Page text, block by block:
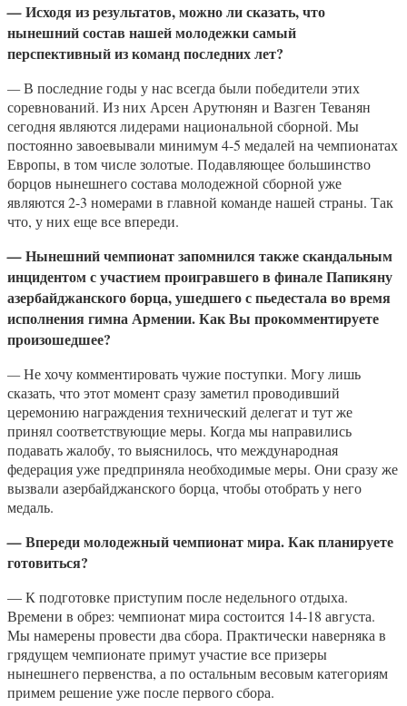
—Исходя из результатов, можно ли сказать, что
нынешний состав нашей молодежки самый
перспективный из команд последних лет?
—В последние годы у нас всегда были победители этих
соревнований. Из них Арсен Арутюнян и Вазген Теванян
сегодня являются лидерами национальной сборной. Мы
постоянно завоевывали минимум 4-5 медалей на чемпионатах
Европы, в том числе золотые. Подавляющее большинство
борцов нынешнего состава молодежной сборной уже
являются 2-3 номерами в главной команде нашей страны. Так
что, у них еще все впереди.
—Нынешний чемпионат запомнился также скандальным
инцидентом с участием проигравшего в финале Папикяну
азербайджанского борца, ушедшего с пьедестала во время
исполнения гимна Армении. Как Вы прокомментируете
произошедшее?
—Не хочу комментировать чужие поступки. Могу лишь
сказать, что этот момент сразу заметил проводивший
церемонию награждения технический делегат и тут же
принял соответствующие меры. Когда мы направились
подавать жалобу, то выяснилось, что международная
федерация уже предприняла необходимые меры. Они сразу же
вызвали азербайджанского борца, чтобы отобрать у него
медаль.
—Впереди молодежный чемпионат мира. Как планируете
готовиться?
— К подготовке приступим после недельного отдыха.
Времени в обрез: чемпионат мира состоится 14-18 августа.
Мы намерены провести два сбора. Практически наверняка в
грядущем чемпионате примут участие все призеры
нынешнего первенства, а по остальным весовым категориям
примем решение уже после первого сбора.